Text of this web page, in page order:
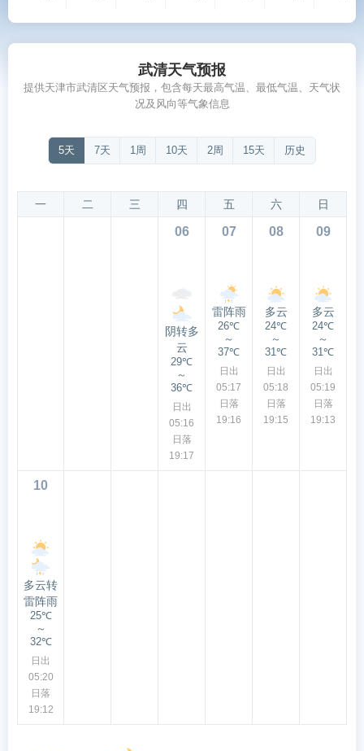
武清天气预报
提供天津市武清区天气预报，包含每天最高气温、最低气温、天气状
况及风向等气象信息
5天 7天 1周 10天 2周 15天 历史
一 二 三 四 五 六 日
06
阴转多
云
29℃
～
36℃
日出
05:16
日落
19:17
07
雷阵雨
26℃
～
37℃
日出
05:17
日落
19:16
08
多云
24℃
～
31℃
日出
05:18
日落
19:15
09
多云
24℃
～
31℃
日出
05:19
日落
19:13
10
多云转
雷阵雨
25℃
～
32℃
日出
05:20
日落
19:12